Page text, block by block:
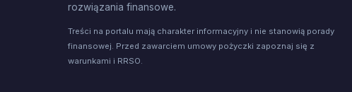
rozwiązania finansowe.
Treści na portalu mają charakter informacyjny i nie stanowią porady
finansowej. Przed zawarciem umowy pożyczki zapoznaj się z
warunkami i RRSO.